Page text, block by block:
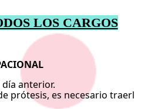
LOS CARGOS
anterior.
prótesis, es necesario traerl